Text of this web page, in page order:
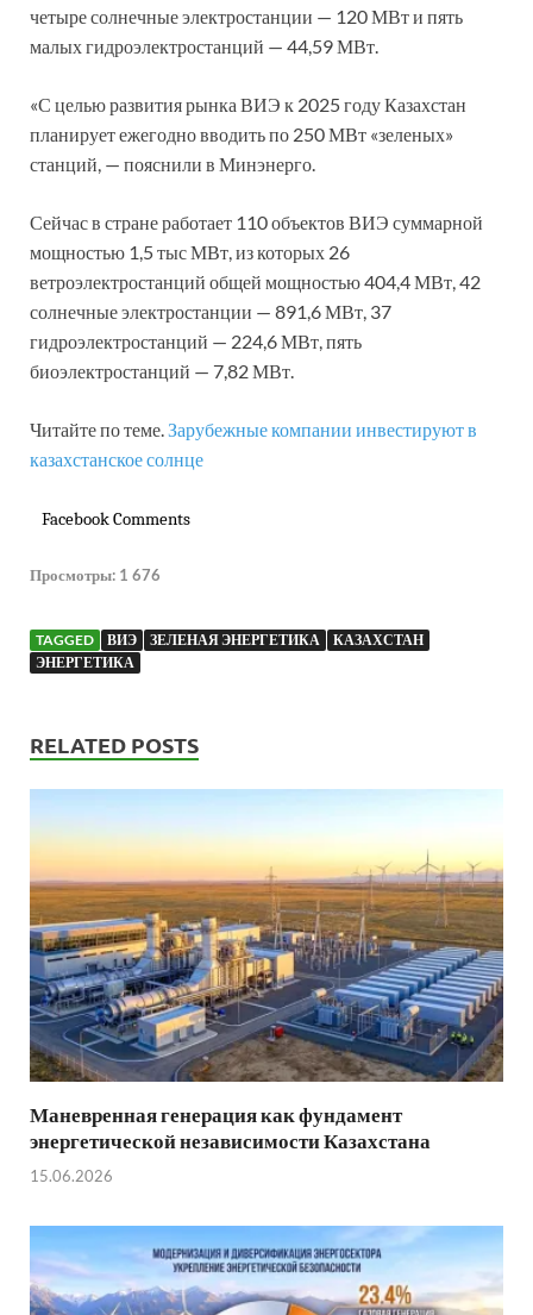
четыре солнечные электростанции — 120 МВт и пять
малых гидроэлектростанций — 44,59 МВт.
«С целью развития рынка ВИЭ к 2025 году Казахстан
планирует ежегодно вводить по 250 МВт «зеленых»
станций, — пояснили в Минэнерго.
Сейчас в стране работает 110 объектов ВИЭ суммарной
мощностью 1,5 тыс МВт, из которых 26
ветроэлектростанций общей мощностью 404,4 МВт, 42
солнечные электростанции — 891,6 МВт, 37
гидроэлектростанций — 224,6 МВт, пять
биоэлектростанций — 7,82 МВт.
Читайте по теме.Зарубежные компании инвестируют в
казахстанское солнце
Facebook Comments
Просмотры: 1 676
TAGGED ВИЭ ЗЕЛЕНАЯ ЭНЕРГЕТИКА
КАЗАХСТАН
ЭНЕРГЕТИКА
RELATED POSTS
Маневренная генерация как фундамент
энергетической независимости Казахстана
15.06.2026